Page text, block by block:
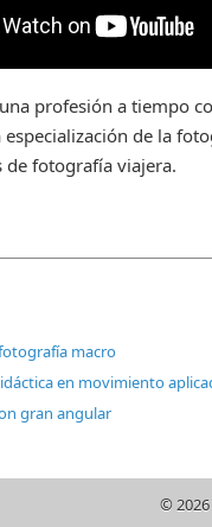
profesión a tiempo
especialización de la
de fotografía viajera.
macro
en movimiento
gran angular
©